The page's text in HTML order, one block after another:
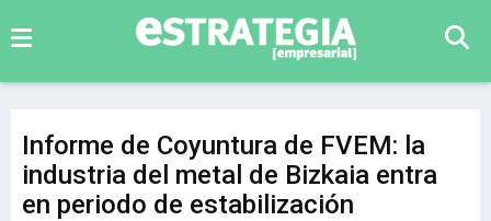
Informe de Coyuntura de FVEM: la
industria del metal de Bizkaia entra
en periodo de estabilización